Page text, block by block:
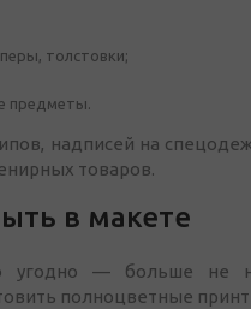
толстовки;
предметы.
надписей на
товаров.
в макете
— больше не
полноцветные